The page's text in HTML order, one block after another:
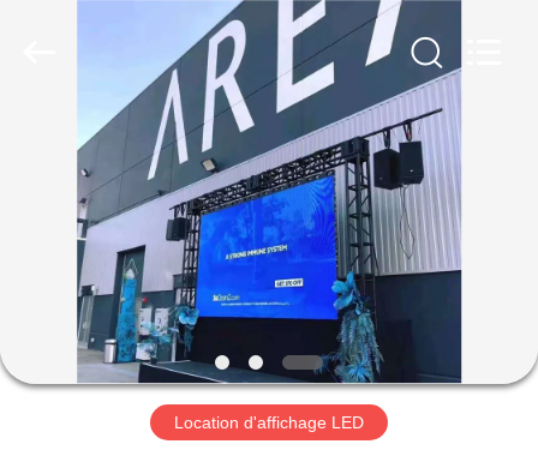
MAISON
PRODUITS
VIDÉOS
Location d'affichage LED